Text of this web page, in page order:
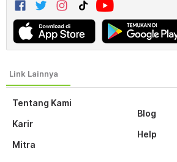
Tentang Kami
Karir
Mitra
Blog
Help